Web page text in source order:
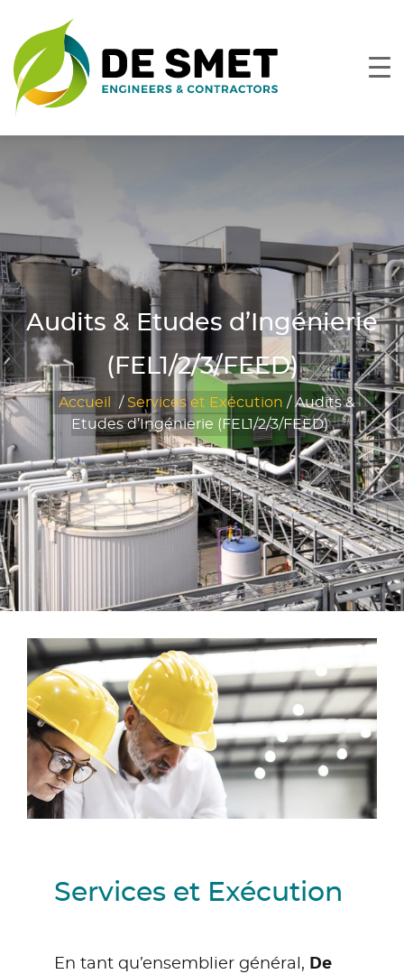
Audits & Etudes d’Ingénierie
(FEL1/2/3/FEED)
Accueil / Services et Exécution /Audits &
Etudes d’Ingénierie (FEL1/2/3/FEED)
Services et Exécution
En tant qu’ensemblier général, De